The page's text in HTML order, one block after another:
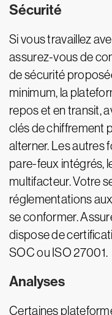
Sécurité
Si vous travaillez
assurez-vous de
de sécurité
minimum, la
repos et en transit,
clés de chiffrement
alterner. Les autres
pare-feux intégrés,
multifacteur. Votre
réglementations
se conformer.
dispose de
SOC ou ISO 27001.
Analyses
Certaines